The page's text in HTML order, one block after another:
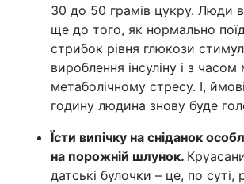
30 до 50 грамів цукру. Люди
ще до того, як нормально
стрибок рівня глюкози
вироблення інсуліну і з
метаболічному стресу. І,
годину людина знову буде
Їсти випічку на сніданок
на порожній шлунок.
датські булочки – це, по суті,